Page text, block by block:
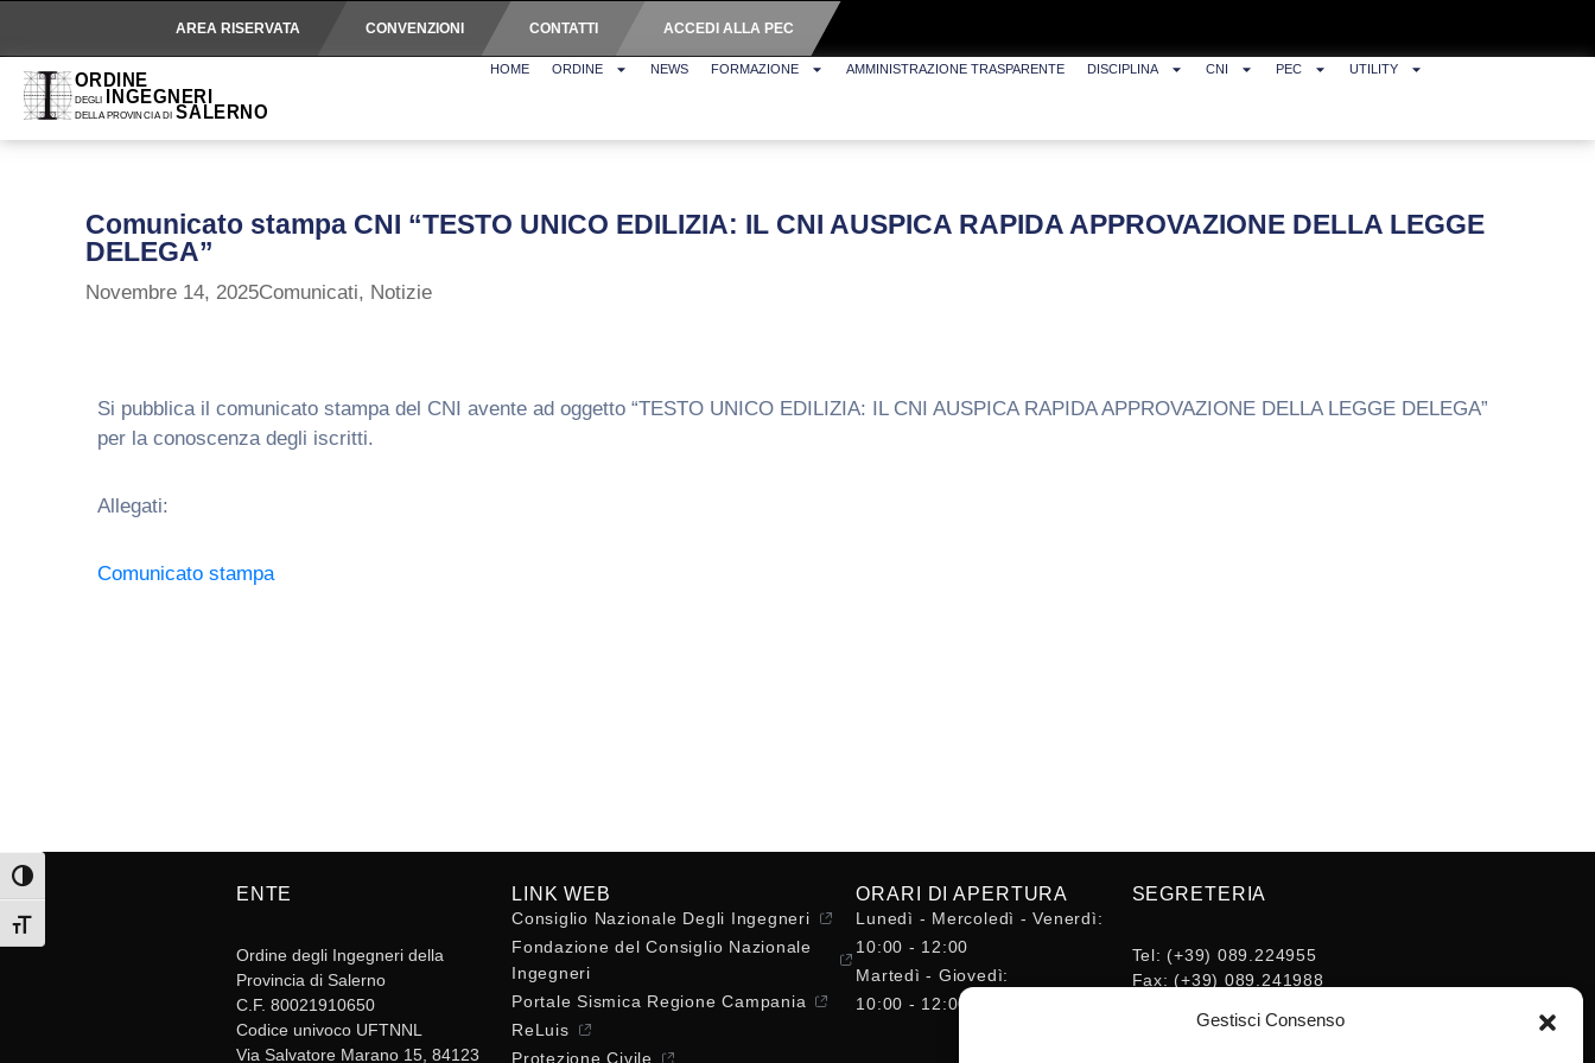
Gestisci Consenso
AREA RISERVATA CONVENZIONI CONTATTI ACCEDI ALLA PEC
HOME ORDINE NEWS FORMAZIONE AMMINISTRAZIONE TRASPARENTE DISCIPLINA CNI PEC UTILITY
Comunicato stampa CNI “TESTO UNICO EDILIZIA: IL CNI AUSPICA RAPIDA APPROVAZIONE DELLA LEGGE
DELEGA”
Novembre 14, 2025Comunicati, Notizie
Si pubblica il comunicato stampa del CNI avente ad oggetto “TESTO UNICO EDILIZIA: IL CNI AUSPICA RAPIDA APPROVAZIONE DELLA LEGGE DELEGA”
per la conoscenza degli iscritti.
Allegati:
Comunicato stampa
Attiva/disattiva alto contrasto
Attiva/disattiva dimensione testo
ENTE
Ordine degli Ingegneri della
Provincia di Salerno
C.F. 80021910650
Codice univoco UFTNNL
Via Salvatore Marano 15, 84123
LINK WEB
Consiglio Nazionale Degli Ingegneri
Fondazione del Consiglio Nazionale
Ingegneri
Portale Sismica Regione Campania
ReLuis
Protezione Civile
ORARI DI APERTURA
Lunedì - Mercoledì - Venerdì:
10:00 - 12:00
Martedì - Giovedì:
10:00 - 12:00 / 14:30 - 16:30
SEGRETERIA
Tel: (+39) 089.224955
Fax: (+39) 089.241988
segreteria@ordineingsa.it